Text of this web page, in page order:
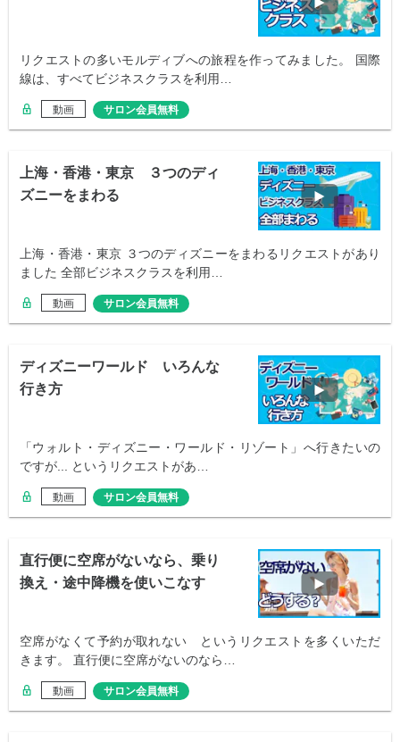
リクエストの多いモルディブへの旅程を作ってみました。 国際
線は、すべてビジネスクラスを利用…
動画 サロン会員無料
上海・香港・東京 ３つのディ
ズニーをまわる
上海・香港・東京 ３つのディズニーをまわるリクエストがあり
ました 全部ビジネスクラスを利用…
動画 サロン会員無料
ディズニーワールド いろんな
行き方
「ウォルト・ディズニー・ワールド・リゾート」へ行きたいの
ですが... というリクエストがあ…
動画 サロン会員無料
直行便に空席がないなら、乗り
換え・途中降機を使いこなす
空席がなくて予約が取れない というリクエストを多くいただ
きます。 直行便に空席がないのなら…
動画 サロン会員無料